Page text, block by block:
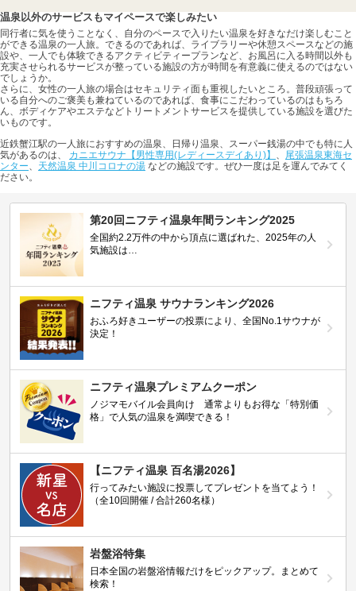
温泉以外のサービスもマイペースで楽しみたい
同行者に気を使うことなく、自分のペースで入りたい温泉を好きなだけ楽しむこと
ができる温泉の一人旅。できるのであれば、ライブラリーや休憩スペースなどの施
設や、一人でも体験できるアクティビティープランなど、お風呂に入る時間以外も
充実させられるサービスが整っている施設の方が時間を有意義に使えるのではない
でしょうか。
さらに、女性の一人旅の場合はセキュリティ面も重視したいところ。普段頑張って
いる自分へのご褒美も兼ねているのであれば、食事にこだわっているのはもちろ
ん、ボディケアやエステなどトリートメントサービスを提供している施設を選びた
いものです。
近鉄蟹江駅の一人旅におすすめの温泉、日帰り温泉、スーパー銭湯の中でも特に人
気があるのは、 カニエサウナ【男性専用(レディースデイあり)】 、 尾張温泉東海セ
ンター、 天然温泉 中川コロナの湯 などの施設です。ぜひ一度は足を運んでみてく
ださい。
第20回ニフティ温泉年間ランキング2025
全国約2.2万件の中から頂点に選ばれた、2025年の人
気施設は…
ニフティ温泉 サウナランキング2026
おふろ好きユーザーの投票により、全国No.1サウナが
決定！
ニフティ温泉プレミアムクーポン
ノジマモバイル会員向け 通常よりもお得な「特別価
格」で人気の温泉を満喫できる！
【ニフティ温泉 百名湯2026】
行ってみたい施設に投票してプレゼントを当てよう！
（全10回開催 / 合計260名様）
岩盤浴特集
日本全国の岩盤浴情報だけをピックアップ。まとめて
検索！